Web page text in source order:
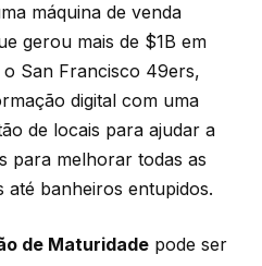
máquina de venda
gerou mais de $1B em
San Francisco 49ers,
digital com uma
de locais para ajudar a
para melhorar todas as
até banheiros entupidos.
de Maturidade pode ser